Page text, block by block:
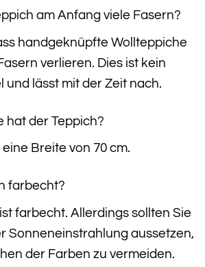
am Anfang viele Fasern?
handgeknüpfte Wollteppiche
verlieren. Dies ist kein
und lässt mit der Zeit nach.
hat der Teppich?
Breite von 70 cm.
farbecht?
farbecht. Allerdings sollten Sie
Sonneneinstrahlung aussetzen,
der Farben zu vermeiden.